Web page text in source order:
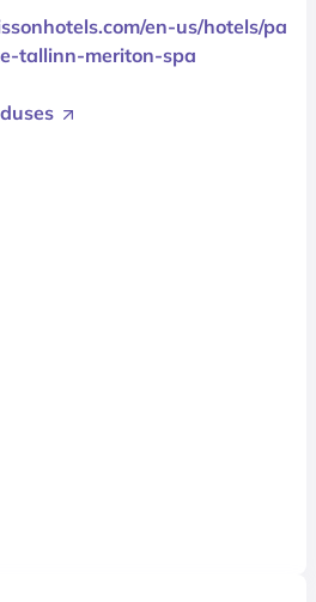
en-us/hotels/pa
tallinn-meriton-spa